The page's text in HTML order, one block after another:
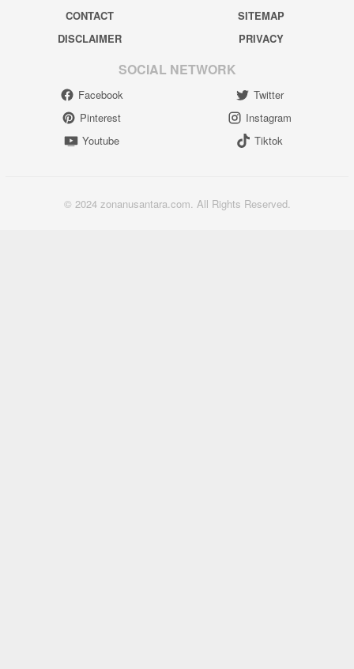
CONTACT
SITEMAP
DISCLAIMER
PRIVACY
SOCIAL NETWORK
Facebook
Twitter
Pinterest
Instagram
Youtube
Tiktok
© 2024 zonanusantara.com. All Rights Reserved.